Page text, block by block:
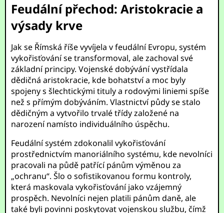
Feudální přechod: Aristokracie a
výsady krve
Jak se Římská říše vyvíjela v feudální Evropu, systém
vykořisťování se transformoval, ale zachoval své
základní principy. Vojenské dobývání vystřídala
dědičná aristokracie, kde bohatství a moc byly
spojeny s šlechtickými tituly a rodovými liniemi spíše
než s přímým dobýváním. Vlastnictví půdy se stalo
dědičným a vytvořilo trvalé třídy založené na
narození namísto individuálního úspěchu.
Feudální systém zdokonalil vykořisťování
prostřednictvím manoriálního systému, kde nevolníci
pracovali na půdě patřící pánům výměnou za
„ochranu“. Šlo o sofistikovanou formu kontroly,
která maskovala vykořisťování jako vzájemný
prospěch. Nevolníci nejen platili pánům daně, ale
také byli povinni poskytovat vojenskou službu, čímž